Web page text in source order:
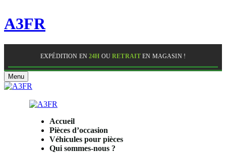
A3FR
EXPÉDITION EN24H OURETRAIT EN MAGASIN !
Menu
Accueil
Pièces d’occasion
Véhicules pour pièces
Qui sommes-nous ?